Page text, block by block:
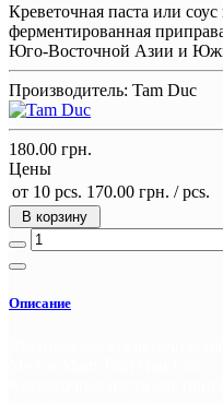
Креветочная паста или соус
ферментированная
Юго-Восточной Азии и
Производитель: Tam Duc
180.00 грн.
Цены
от 10 pcs. 170.00 грн. / pcs.
В корзину
Описание